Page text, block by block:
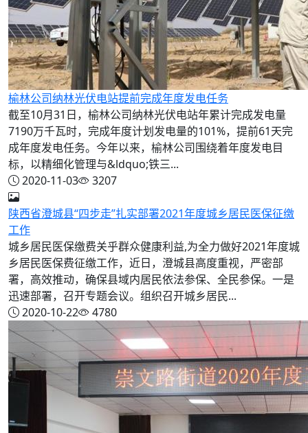
榆林公司纳林光伏电站提前完成年度发电任务
截至10月31日，榆林公司纳林光伏电站年累计完成发电量
7190万千瓦时，完成年度计划发电量的101%，提前61天完
成年度发电任务。今年以来，榆林公司围绕着年度发电目
标，以精细化管理与&ldquo;铁三...
2020-11-03
3207
陕西省澄城县“四步走”扎实部署2021年度城乡居民医保征缴
工作
城乡居民医保缴费关乎群众健康利益,为全力做好2021年度城
乡居民医保费征缴工作，近日，澄城县高度重视，严密部
署，高效推动，确保县域内居民依法参保、全民参保。一是
迅速部署，召开专题会议。组织召开城乡居民...
2020-10-22
4780